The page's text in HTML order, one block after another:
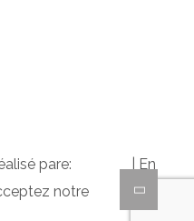
pare:
| En
notre
politique